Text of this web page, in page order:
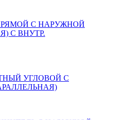
С НАРУЖНОЙ
С ВНУТР.
УГЛОВОЙ С